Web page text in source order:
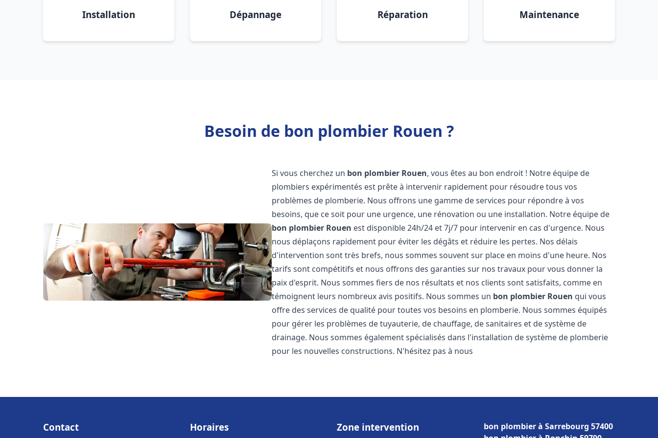
Installation Dépannage Réparation Maintenance
Besoin de bon plombier Rouen ?
Si vous cherchez un bon plombier Rouen, vous êtes au bon endroit ! Notre équipe de
plombiers expérimentés est prête à intervenir rapidement pour résoudre tous vos
problèmes de plomberie. Nous offrons une gamme de services pour répondre à vos
besoins, que ce soit pour une urgence, une rénovation ou une installation. Notre équipe de
bon plombier Rouen est disponible 24h/24 et 7j/7 pour intervenir en cas d'urgence. Nous
nous déplaçons rapidement pour éviter les dégâts et réduire les pertes. Nos délais
d'intervention sont très brefs, nous sommes souvent sur place en moins d'une heure. Nos
tarifs sont compétitifs et nous offrons des garanties sur nos travaux pour vous donner la
paix d'esprit. Nous sommes fiers de nos résultats et nos clients sont satisfaits, comme en
témoignent leurs nombreux avis positifs. Nous sommes un bon plombier Rouen qui vous
offre des services de qualité pour toutes vos besoins en plomberie. Nous sommes équipés
pour gérer les problèmes de tuyauterie, de chauffage, de sanitaires et de système de
drainage. Nous sommes également spécialisés dans l'installation de système de plomberie
pour les nouvelles constructions. N'hésitez pas à nous
Contact Horaires Zone intervention
bon plombier à Sarrebourg 57400